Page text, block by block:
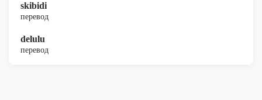
skibidi
перевод
delulu
перевод